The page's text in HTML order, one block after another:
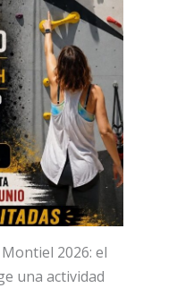
2026: el
una actividad